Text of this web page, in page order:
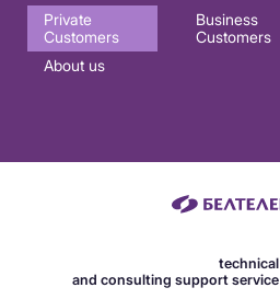
Основная
навигация
Private
Customers
Business
Customers
About us
technical
and consulting support service